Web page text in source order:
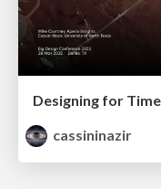
Designing for
cassininazir